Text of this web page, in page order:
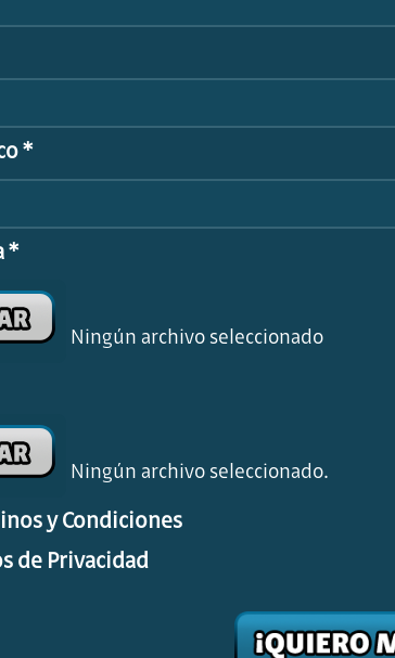
*
*
Ningún archivo seleccionado
Ningún archivo seleccionado.
y Condiciones
de Privacidad